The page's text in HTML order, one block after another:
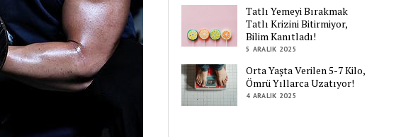
Tatlı Yemeyi Bırakmak
Tatlı Krizini Bitirmiyor,
Bilim Kanıtladı!
5 ARALIK 2025
Orta Yaşta Verilen 5-7 Kilo,
Ömrü Yıllarca Uzatıyor!
4 ARALIK 2025